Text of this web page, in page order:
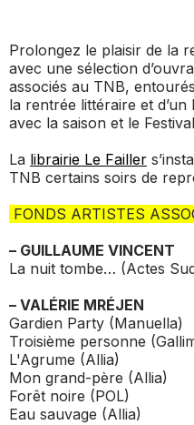
_ ACTION
_ TNB SOLIDAIRE
_ TNB ÉCO-
_ ARCHIVES ET
_ RÉSIDENCES
_ FORMATION
_ INSERTION
_ INTERNATIONAL
_ NOUS SOUTENIR
_ CONTACTS ET
_ NOS MÉCÈNES
_ DEVENEZ MÉCÈNE
_ SOUTENEZ LE
_ RENCONTRER
_ PRATIQUER
_ MARCHÉS
_ EMPLOIS /
>
>
Prolongez le plaisir de la
avec une sélection
associés au TNB,
la rentrée littéraire et
avec la saison et le
La librairie Le Failler
TNB certains soirs de
FONDS ARTISTES
– GUILLAUME VINCENT
La nuit tombe… (Actes
– VALÉRIE MRÉJEN
Gardien Party (Manuella)
Troisième personne
L'Agrume (Allia)
Mon grand-père (Allia)
Forêt noire (POL)
Eau sauvage (Allia)